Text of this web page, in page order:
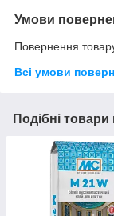
Умови
Повернення
Всі умови
Подібні товари